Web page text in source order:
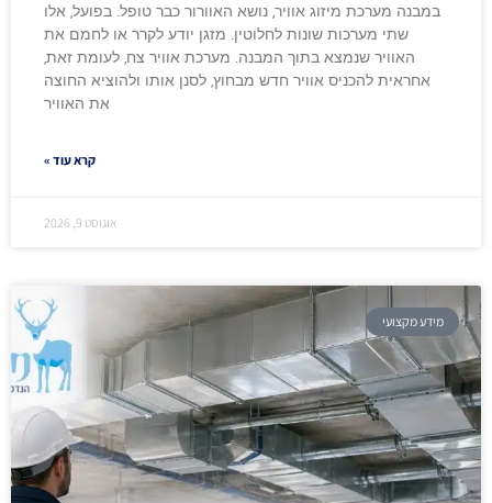
במבנה מערכת מיזוג אוויר, נושא האוורור כבר טופל. בפועל, אלו
שתי מערכות שונות לחלוטין. מזגן יודע לקרר או לחמם את
האוויר שנמצא בתוך המבנה. מערכת אוויר צח, לעומת זאת,
אחראית להכניס אוויר חדש מבחוץ, לסנן אותו ולהוציא החוצה
את האוויר
קרא עוד »
אוגוסט 9, 2026
מידע מקצועי